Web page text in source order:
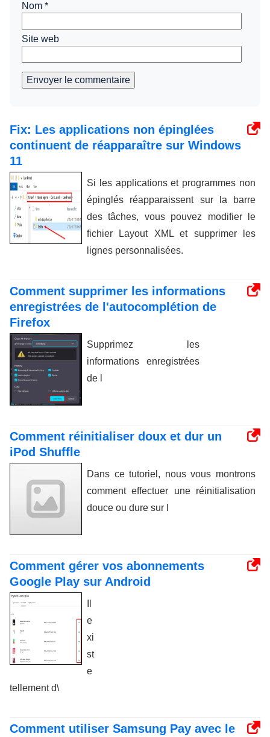
Nom *
Site web
Envoyer le commentaire
Fix: Les applications non épinglées
continuent de réapparaître sur Windows
11
Si les applications et programmes non
épinglés réapparaissent sur la barre
des tâches, vous pouvez modifier le
fichier Layout XML et supprimer les
lignes personnalisées.
Comment supprimer les informations
enregistrées de l'autocomplétion de
Firefox
Supprimez les
informations enregistrées
de l
Comment réinitialiser doux et dur un
iPod Shuffle
Dans ce tutoriel, nous vous montrons
comment effectuer une réinitialisation
douce ou dure sur l
Comment gérer vos abonnements
Google Play sur Android
e
xi
st
e
tellement d\
Comment utiliser Samsung Pay avec le